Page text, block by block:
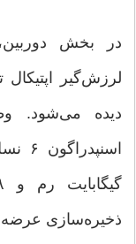
دیده می‌شود.
ذخیره‌سازی